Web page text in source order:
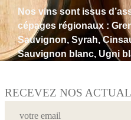
Nos vins sont issus
cépages régionaux :
Sauvignon, Syrah,
Sauvignon blanc, Ugni
RECEVEZ NOS